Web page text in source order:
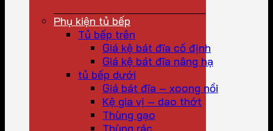
Phụ kiện tủ bếp
Tủ bếp trên
Giá kệ bát đĩa cố định
Giá kệ bát đĩa nâng hạ
tủ bếp dưới
Giá bát đĩa – xoong nồi
Kệ gia vị – dao thớt
Thùng gạo
Thùng rác